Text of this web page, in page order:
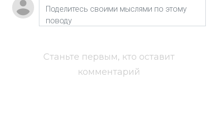
Станьте первым, кто оставит
комментарий